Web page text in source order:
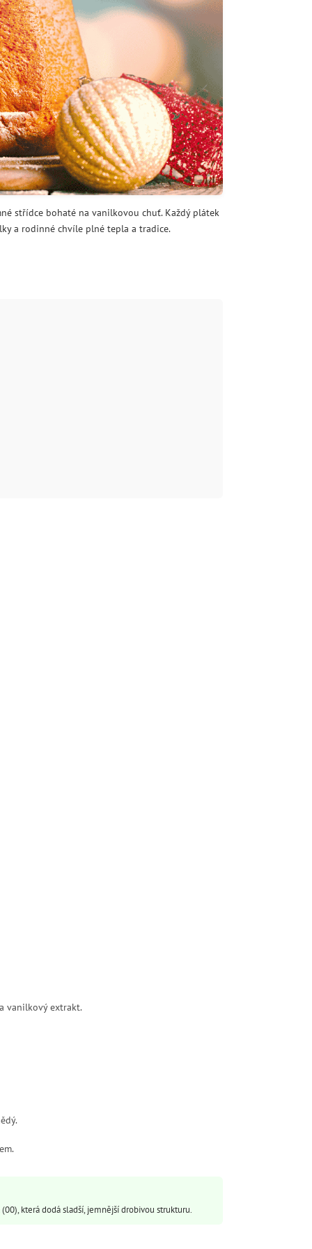
střídce bohaté na vanilkovou chuť. Každý plátek
a rodinné chvíle plné tepla a tradice.
vanilkový extrakt.
která dodá sladší, jemnější drobivou strukturu.